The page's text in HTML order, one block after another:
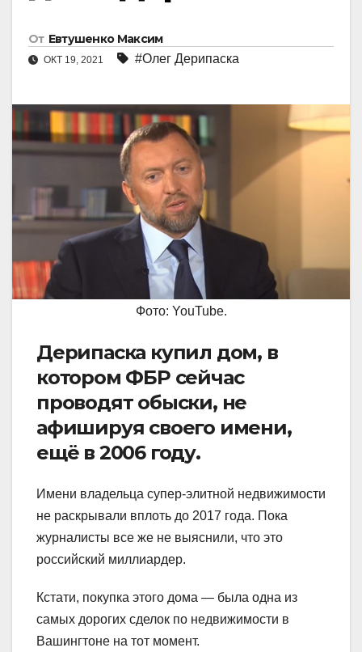
От Евтушенко Максим
ОКТ 19, 2021 #Олег Дерипаска
Фото: YouTube.
Дерипаска купил дом, в
котором ФБР сейчас
проводят обыски, не
афишируя своего имени,
ещё в 2006 году.
Имени владельца супер-элитной недвижимости
не раскрывали вплоть до 2017 года. Пока
журналисты все же не выяснили, что это
российский миллиардер.
Кстати, покупка этого дома — была одна из
самых дорогих сделок по недвижимости в
Вашингтоне на тот момент.